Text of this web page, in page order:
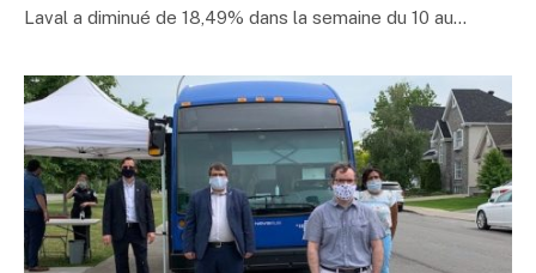
Laval a diminué de 18,49% dans la semaine du 10 au…